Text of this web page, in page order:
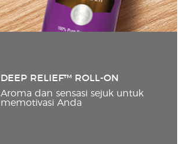
DEEP RELIEF™ ROLL-ON
Aroma dan sensasi sejuk untuk
memotivasi Anda